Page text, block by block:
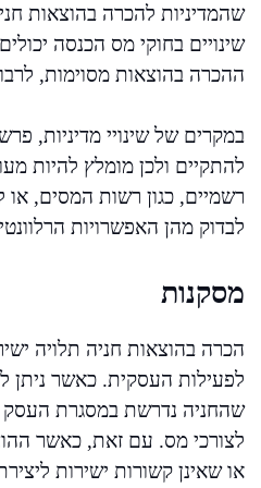
שהמדיניות להכרה בהוצאות
שינויים בחוקי מס הכנסה
ההכרה בהוצאות מסוימות,
במקרים של שינויי מדיניות,
להתקיים ולכן מומלץ להיות
רשמיים, כגון רשות המסים, או
לבדוק מהן האפשרויות
מסקנות
הכרה בהוצאות חניה תלויה
לפעילות העסקית. כאשר ניתן
שהחניה נדרשת במסגרת העסק
לצורכי מס. עם זאת, כאשר
או שאינן קשורות ישירות